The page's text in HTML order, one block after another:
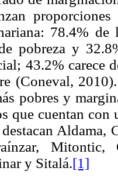
78.4% de
pobreza y
43.2% carece
(Coneval,
pobres y
que cuentan con
Aldama,
Mitontic,
y Sitalá.[1]